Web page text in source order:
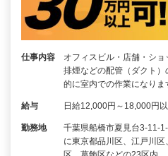
仕事内容
オフィスビル・店舗・ショ
排煙などの配管（ダクト
的に室内での作業になり
給与 日給12,000円～18,000円
勤務地
千葉県船橋市夏見台3-
に東京都品川区、江戸川